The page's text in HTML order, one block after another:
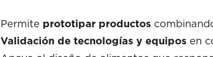
Permite prototipar productos
Validación de tecnologías y equipos en